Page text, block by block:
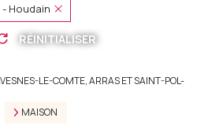
- Houdain
RÉINITIALISER
LE-COMTE, ARRAS ET SAINT-POL-
MAISON